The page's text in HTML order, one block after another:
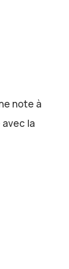
note à
la